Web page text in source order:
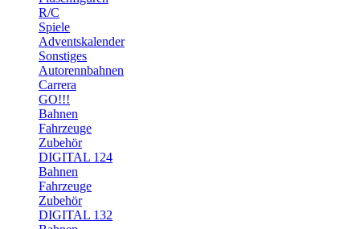
R/C
Spiele
Adventskalender
Sonstiges
Autorennbahnen
Carrera
GO!!!
Bahnen
Fahrzeuge
Zubehör
DIGITAL 124
Bahnen
Fahrzeuge
Zubehör
DIGITAL 132